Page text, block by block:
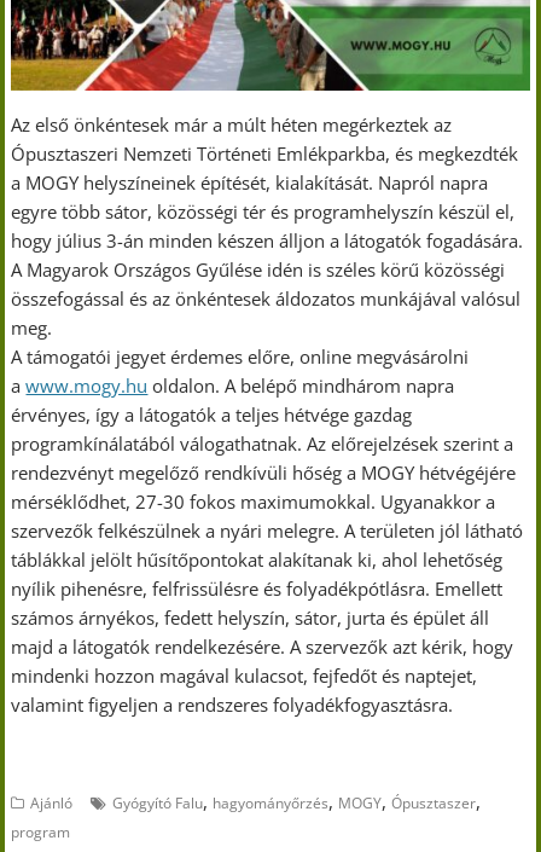
Az első önkéntesek már a múlt héten megérkeztek az
Ópusztaszeri Nemzeti Történeti Emlékparkba, és megkezdték
a MOGY helyszíneinek építését, kialakítását. Napról napra
egyre több sátor, közösségi tér és programhelyszín készül el,
hogy július 3-án minden készen álljon a látogatók fogadására.
A Magyarok Országos Gyűlése idén is széles körű közösségi
összefogással és az önkéntesek áldozatos munkájával valósul
meg.
A támogatói jegyet érdemes előre, online megvásárolni
awww.mogy.hu oldalon. A belépő mindhárom napra
érvényes, így a látogatók a teljes hétvége gazdag
programkínálatából válogathatnak. Az előrejelzések szerint a
rendezvényt megelőző rendkívüli hőség a MOGY hétvégéjére
mérséklődhet, 27-30 fokos maximumokkal. Ugyanakkor a
szervezők felkészülnek a nyári melegre. A területen jól látható
táblákkal jelölt hűsítőpontokat alakítanak ki, ahol lehetőség
nyílik pihenésre, felfrissülésre és folyadékpótlásra. Emellett
számos árnyékos, fedett helyszín, sátor, jurta és épület áll
majd a látogatók rendelkezésére. A szervezők azt kérik, hogy
mindenki hozzon magával kulacsot, fejfedőt és naptejet,
valamint figyeljen a rendszeres folyadékfogyasztásra.
Ajánló Gyógyító Falu, hagyományőrzés, MOGY,Ópusztaszer,
program